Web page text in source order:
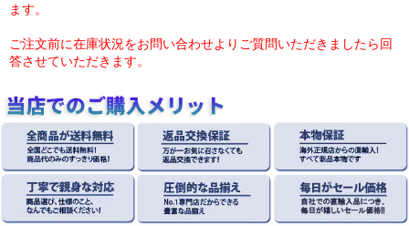
ます。
ご注文前に在庫状況をお問い合わせよりご質問いただきましたら回
答させていただきます。